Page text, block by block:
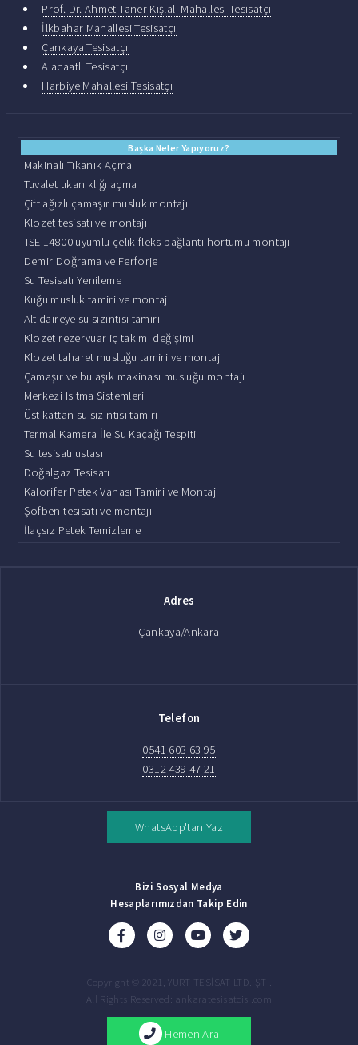
Prof. Dr. Ahmet Taner Kışlalı Mahallesi Tesisatçı
İlkbahar Mahallesi Tesisatçı
Çankaya Tesisatçı
Alacaatlı Tesisatçı
Harbiye Mahallesi Tesisatçı
Başka Neler Yapıyoruz?
Makinalı Tıkanık Açma
Tuvalet tıkanıklığı açma
Çift ağızlı çamaşır musluk montajı
Klozet tesisatı ve montajı
TSE 14800 uyumlu çelik fleks bağlantı hortumu montajı
Demir Doğrama ve Ferforje
Su Tesisatı Yenileme
Kuğu musluk tamiri ve montajı
Alt daireye su sızıntısı tamiri
Klozet rezervuar iç takımı değişimi
Klozet taharet musluğu tamiri ve montajı
Çamaşır ve bulaşık makinası musluğu montajı
Merkezi Isıtma Sistemleri
Üst kattan su sızıntısı tamiri
Termal Kamera İle Su Kaçağı Tespiti
Su tesisatı ustası
Doğalgaz Tesisatı
Kalorifer Petek Vanası Tamiri ve Montajı
Şofben tesisatı ve montajı
İlaçsız Petek Temizleme
Adres
Çankaya/Ankara
Telefon
0541 603 63 95
0312 439 47 21
WhatsApp'tan Yaz
Bizi Sosyal Medya
Hesaplarımızdan Takip Edin
Copyright © 2021, YURT TESİSAT LTD. ŞTİ.
All Rights Reserved: ankaratesisatcisi.com
Hemen Ara